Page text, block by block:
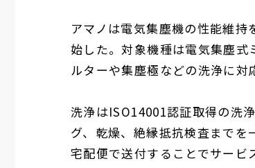
アマノは電気集塵機の性能維
始した。対象機種は電気集塵
ルターや集塵極などの洗浄に対
洗浄はISO14001認証取得の洗
グ、乾燥、絶縁抵抗検査まで
宅配便で送付することでサービ